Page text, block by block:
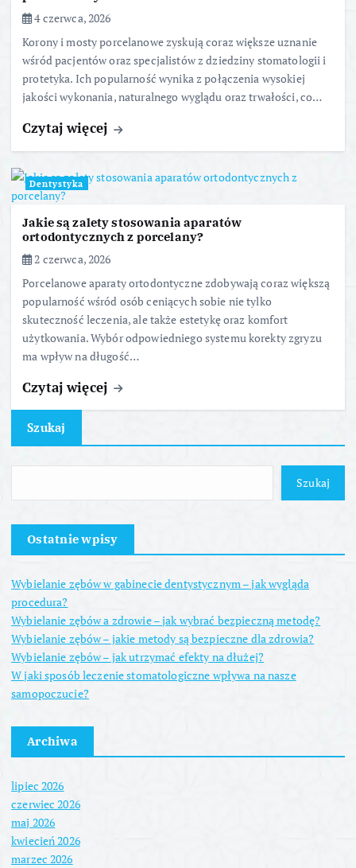
4 czerwca, 2026
Korony i mosty porcelanowe zyskują coraz większe uznanie
wśród pacjentów oraz specjalistów z dziedziny stomatologii i
protetyka. Ich popularność wynika z połączenia wysokiej
jakości wykonania, naturalnego wyglądu oraz trwałości, co…
Czytaj więcej
Dentystyka
Jakie są zalety stosowania aparatów
ortodontycznych z porcelany?
2 czerwca, 2026
Porcelanowe aparaty ortodontyczne zdobywają coraz większą
popularność wśród osób ceniących sobie nie tylko
skuteczność leczenia, ale także estetykę oraz komfort
użytkowania. Wybór odpowiedniego systemu korekty zgryzu
ma wpływ na długość…
Czytaj więcej
Szukaj
Szukaj
Ostatnie wpisy
Wybielanie zębów w gabinecie dentystycznym – jak wygląda
procedura?
Wybielanie zębów a zdrowie – jak wybrać bezpieczną metodę?
Wybielanie zębów – jakie metody są bezpieczne dla zdrowia?
Wybielanie zębów – jak utrzymać efekty na dłużej?
W jaki sposób leczenie stomatologiczne wpływa na nasze
samopoczucie?
Archiwa
lipiec 2026
czerwiec 2026
maj 2026
kwiecień 2026
marzec 2026